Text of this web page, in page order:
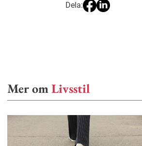
Dela:
Mer omLivsstil